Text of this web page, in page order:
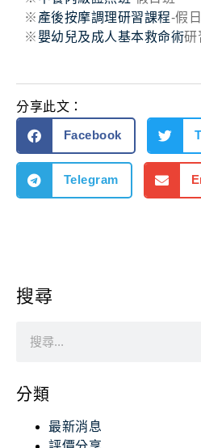
※ 產後按摩調理研習課程-假
※ 嬰幼兒及成人基本救命術研
分享此文：
Facebook
Telegram
搜尋
分類
最新消息